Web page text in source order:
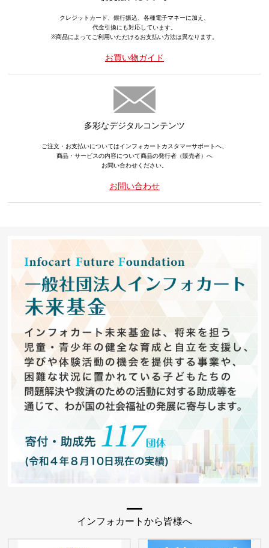
クレジットカード、銀行振込、各種電子マネーに加え、
代金引換にも対応しています。
※商品によってご利用いただけるお支払い方法は異なります。
お買い物ガイド
多彩なデジタルコンテンツ
ご注文・お支払いについてはインフォカートカスタマーサポートへ、
商品・サービスの内容について商品の発行者（販売者）へ
お問い合わせください。
お問い合わせ
インフォカートから皆様へ